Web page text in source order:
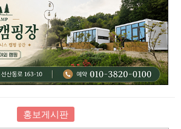
홍보게시판